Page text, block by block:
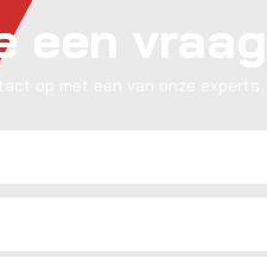
een vraag?
op met een van onze experts.